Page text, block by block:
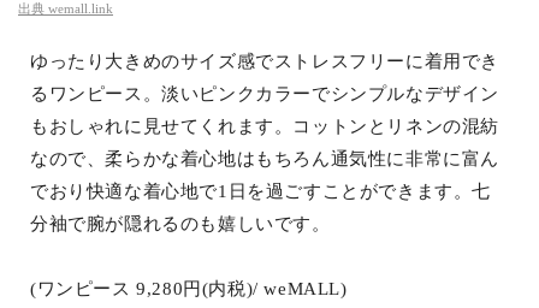
出典 wemall.link
ゆったり大きめのサイズ感でストレスフリーに着用でき
るワンピース。淡いピンクカラーでシンプルなデザイン
もおしゃれに見せてくれます。コットンとリネンの混紡
なので、柔らかな着心地はもちろん通気性に非常に富ん
でおり快適な着心地で1日を過ごすことができます。七
分袖で腕が隠れるのも嬉しいです。
(ワンピース 9,280円(内税)/ weMALL)